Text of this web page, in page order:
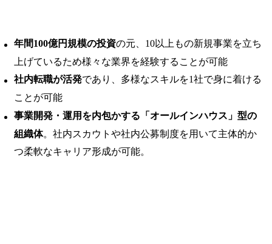
年間100億円規模の投資の元、10以上もの新規事業を立ち
上げているため様々な業界を経験することが可能
社内転職が活発であり、多様なスキルを1社で身に着ける
ことが可能
事業開発・運用を内包かする「オールインハウス」型の
組織体。社内スカウトや社内公募制度を用いて主体的か
つ柔軟なキャリア形成が可能。